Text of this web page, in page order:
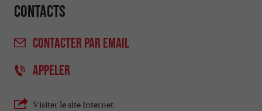
Contacts
CONTACTER PAR EMAIL
APPELER
Visiter le site Internet